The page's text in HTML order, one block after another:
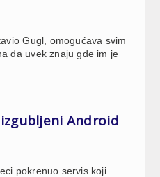
Gugl, omogućava svim
da uvek znaju gde im je
Android
pokrenuo servis koji